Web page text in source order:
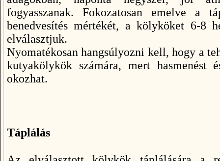
fogyasszanak. Fokozatosan emelve a
benedvesítés mértékét, a kölyköket 6-8
elválasztjuk.
Nyomatékosan hangsúlyozni kell, hogy a
kutyakölykök számára, mert hasmenést
okozhat.
Táplálás